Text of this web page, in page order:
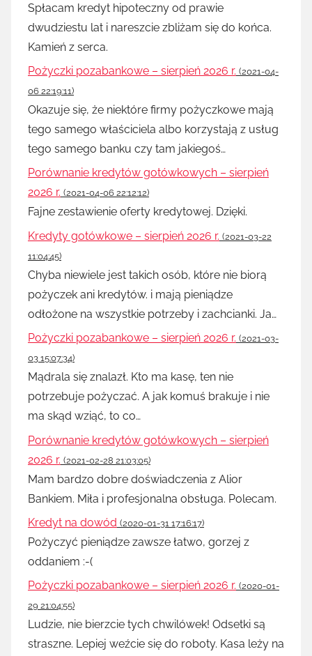
Spłacam kredyt hipoteczny od prawie
dwudziestu lat i nareszcie zbliżam się do końca.
Kamień z serca.
Pożyczki pozabankowe – sierpień 2026 r. (2021-04-
06 22:19:11)
Okazuje się, że niektóre firmy pożyczkowe mają
tego samego właściciela albo korzystają z usług
tego samego banku czy tam jakiegoś…
Porównanie kredytów gotówkowych – sierpień
2026 r. (2021-04-06 22:12:12)
Fajne zestawienie oferty kredytowej. Dzięki.
Kredyty gotówkowe – sierpień 2026 r. (2021-03-22
11:04:45)
Chyba niewiele jest takich osób, które nie biorą
pożyczek ani kredytów. i mają pieniądze
odłożone na wszystkie potrzeby i zachcianki. Ja…
Pożyczki pozabankowe – sierpień 2026 r. (2021-03-
03 15:07:34)
Mądrala się znalazł. Kto ma kasę, ten nie
potrzebuje pożyczać. A jak komuś brakuje i nie
ma skąd wziąć, to co…
Porównanie kredytów gotówkowych – sierpień
2026 r. (2021-02-28 21:03:05)
Mam bardzo dobre doświadczenia z Alior
Bankiem. Miła i profesjonalna obsługa. Polecam.
Kredyt na dowód (2020-01-31 17:16:17)
Pożyczyć pieniądze zawsze łatwo, gorzej z
oddaniem :-(
Pożyczki pozabankowe – sierpień 2026 r. (2020-01-
29 21:04:55)
Ludzie, nie bierzcie tych chwilówek! Odsetki są
straszne. Lepiej weźcie się do roboty. Kasa leży na